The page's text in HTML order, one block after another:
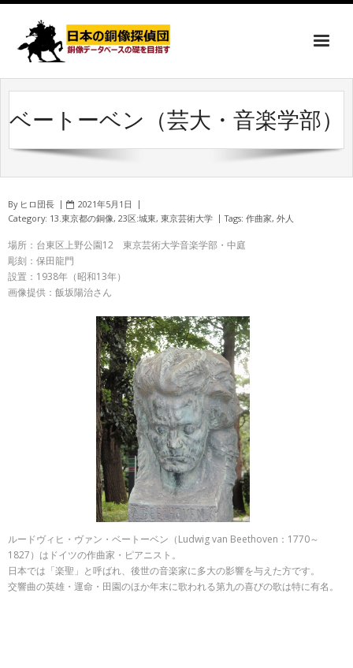
ベートーベン（芸大・音楽学部）
By ヒロ団長
2021年5月1日
Category: 13.東京都の銅像, 23区:城東, 東京芸術大学 Tags: 作曲家, 外人
場所：台東区上野公園12 東京芸術大学音楽学部・中庭
彫刻：保田龍門
設置：1938年（昭和13年）
画像提供：飯坂陽治さん
ルードヴィヒ・ヴァン・ベートーベン（Ludwig van Beethoven：1770～
1827）はドイツの作曲家・ピアニスト。
日本では「楽聖」と呼ばれ、後世の音楽家に多大の影響を与えた方です。
交響曲の英雄・運命・田園のほか年末に歌われる第九の喜びの歌は特に有名。